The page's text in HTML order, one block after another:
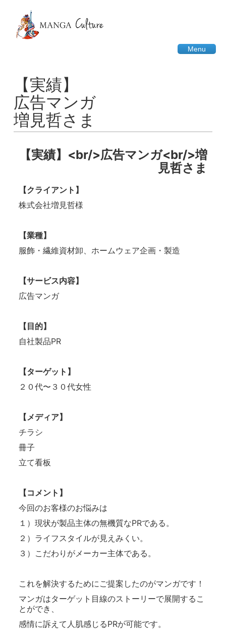
Menu
【実績】
広告マンガ
増見哲さま
【実績】<br/>広告マンガ<br/>増
見哲さま
【クライアント】
株式会社増見哲様
【業種】
服飾・繊維資材卸、ホームウェア企画・製造
【サービス内容】
広告マンガ
【目的】
自社製品PR
【ターゲット】
２０代〜３０代女性
【メディア】
チラシ
冊子
立て看板
【コメント】
今回のお客様のお悩みは
１）現状が製品主体の無機質なPRである。
２）ライフスタイルが見えみくい。
３）こだわりがメーカー主体である。
これを解決するためにご提案したのがマンガです！
マンガはターゲット目線のストーリーで展開するこ
とができ、
感情に訴えて人肌感じるPRが可能です。